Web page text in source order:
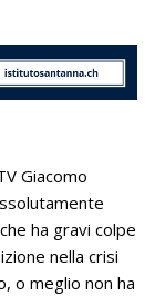
Giacomo
ha gravi colpe
nella crisi
o meglio non ha